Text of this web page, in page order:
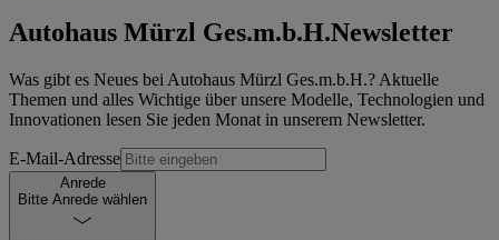
Autohaus Mürzl Ges.m.b.H.Newsletter
Was gibt es Neues bei Autohaus Mürzl Ges.m.b.H.? Aktuelle
Themen und alles Wichtige über unsere Modelle, Technologien und
Innovationen lesen Sie jeden Monat in unserem Newsletter.
E-Mail-Adresse
Anrede
Bitte Anrede wählen